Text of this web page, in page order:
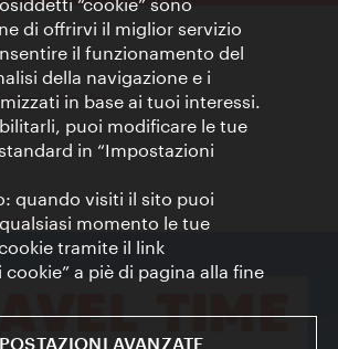
dei dati
di offrirvi il miglior servizio
il funzionamento del
della navigazione e i
in base ai tuoi interessi.
puoi modificare le tue
in “Impostazioni
quando visiti il sito puoi
momento le tue
tramite il link
a piè di pagina alla fine
AVANZATE